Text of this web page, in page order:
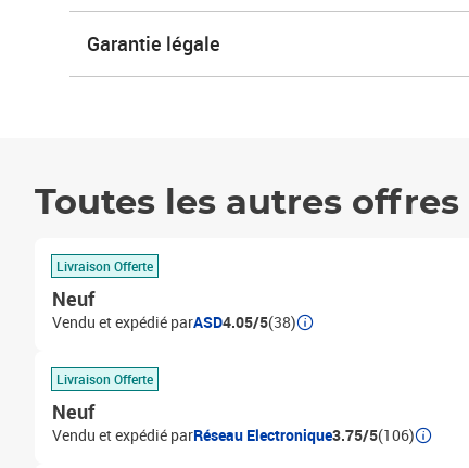
Garantie légale
Toutes les autres offres
Livraison Offerte
Neuf
Vendu et expédié parASD4.05/5(38)
Livraison Offerte
Neuf
Vendu et expédié parRéseau Electronique3.75/5(106)